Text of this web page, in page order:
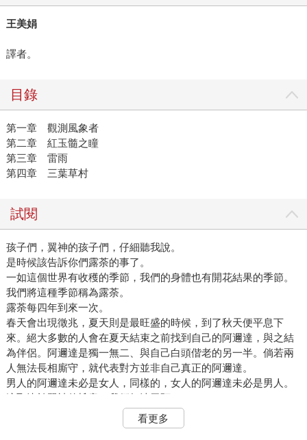
王美娟
譯者。
目錄
第一章 觀測風象者
第二章 紅玉髓之瞳
第三章 雷雨
第四章 三葉草村
試閱
孩子們，翼神的孩子們，仔細聽我說。
是時候該告訴你們露荼的事了。
一如這個世界有收穫的季節，我們的身體也有開花結果的季節。
我們將這種季節稱為露荼。
露荼每四年到來一次。
春天會出現徵兆，夏天則是最旺盛的時候，到了秋天便平息下
來。絕大多數的人會在夏天結束之前找到自己的阿邇達，與之結
為伴侶。阿邇達是獨一無二、與自己白頭偕老的另一半。倘若兩
人無法長相廝守，就代表對方並非自己真正的阿邇達。
男人的阿邇達未必是女人，同樣的，女人的阿邇達未必是男人。
這取決於翼神的旨意，我們無法干預。
下次的露荼將在明年到來。不過，並不是每個人都會出現變化。
有些人在十六歲以前都不會出現變化，也有極少數的人會在非露
看更多